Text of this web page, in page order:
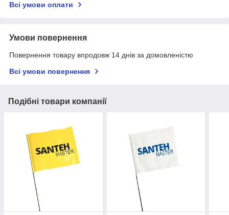
Всі умови оплати
Умови повернення
Повернення товару впродовж 14 днів за домовленістю
Всі умови повернення
Подібні товари компанії